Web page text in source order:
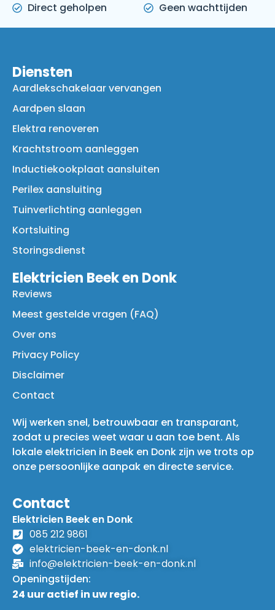
Direct geholpen
Geen wachttijden
Diensten
Aardlekschakelaar vervangen
Aardpen slaan
Elektra renoveren
Krachtstroom aanleggen
Inductiekookplaat aansluiten
Perilex aansluiting
Tuinverlichting aanleggen
Kortsluiting
Storingsdienst
Elektricien Beek en Donk
Reviews
Meest gestelde vragen (FAQ)
Over ons
Privacy Policy
Disclaimer
Contact
Wij werken snel, betrouwbaar en transparant,
zodat u precies weet waar u aan toe bent. Als
lokale elektricien in Beek en Donk zijn we trots op
onze persoonlijke aanpak en directe service.
Contact
Elektricien Beek en Donk
085 212 9861
elektricien-beek-en-donk.nl
info@elektricien-beek-en-donk.nl
Openingstijden:
24 uur actief in uw regio.